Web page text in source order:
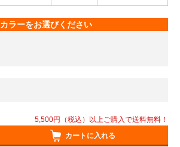
カラーをお選びください
5,500円（税込）以上ご購入で送料無料！
カートに入れる